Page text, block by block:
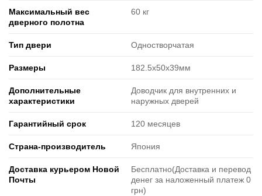
Максимальный вес
дверного полотна
60 кг
Тип двери Одностворчатая
Размеры 182.5х50х39мм
Дополнительные
характеристики
Доводчик для внутренних и
наружных дверей
Гарантийный срок 120 месяцев
Страна-производитель Япония
Доставка курьером Новой
Почты
Бесплатно(Доставка и перевод
денег за наложенный платеж 0
грн)